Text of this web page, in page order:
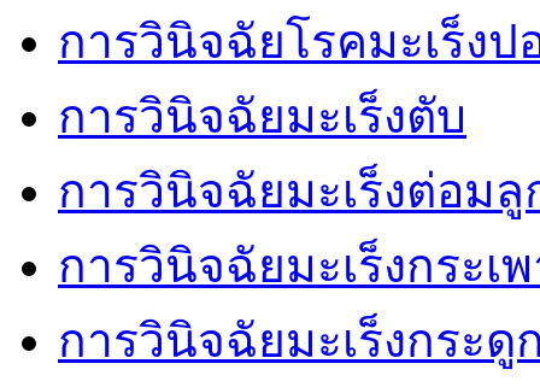
การวินิจฉัยโรคมะเร็งป
การวินิจฉัยมะเร็งตับ
การวินิจฉัยมะเร็งต่อม
การวินิจฉัยมะเร็งกระเ
การวินิจฉัยมะเร็งกระดู